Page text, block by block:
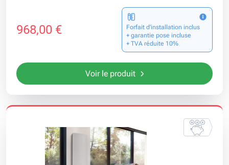
968,00 €
Forfait d’installation inclus
+ garantie pose incluse
+ TVA réduite 10%
Voir le produit